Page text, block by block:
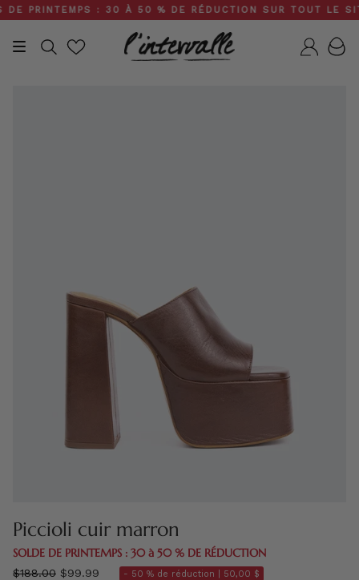
Skip
to
content
: 30 À 50 % DE RÉDUCTION SUR TOUT LE SITE
Recherche
Piccioli cuir marron
SOLDE DE PRINTEMPS : 30 à 50 % DE RÉDUCTION
régulier
$188.00 $99.99 - 50 % de réduction | 50,00 $